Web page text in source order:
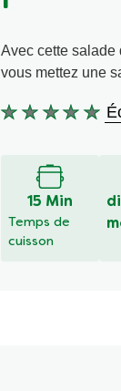
Avec cette salade
vous mettez une
Aucune
recipe
15 Min
Temps de
cuisson